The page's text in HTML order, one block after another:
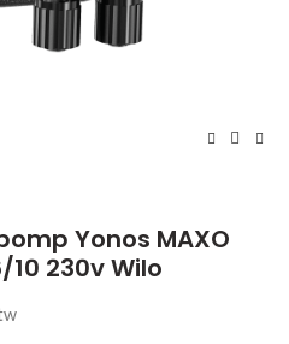
Yonos MAXO
230v Wilo